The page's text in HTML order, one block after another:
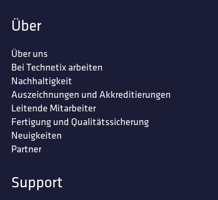
Über
Über uns
Bei Technetix arbeiten
Nachhaltigkeit
Auszeichnungen und Akkreditierungen
Leitende Mitarbeiter
Fertigung und Qualitätssicherung
Neuigkeiten
Partner
Support